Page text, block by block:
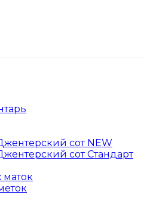
сот NEW
сот Стандарт